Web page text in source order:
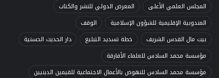
المجلس العلمي الأعلى
المعرض الدولي للنشر والكتاب
المندوبية الإقليمية للشؤون الإسلامية
الوقف
بيت مال القدس الشريف
خطة تسديد التبليغ
دار الحديث الحسنية
مؤسسة محمد السادس للعلماء الأفارقة
مؤسسة محمد السادس للنهوض بالأعمال الاجتماعية للقيمين الدينيين